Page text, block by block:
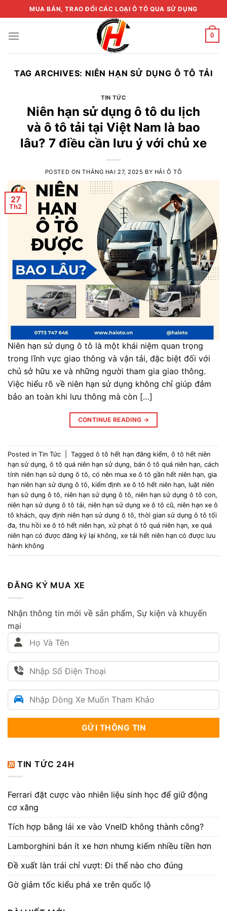
to
content
MUA BÁN, TRAO ĐỔI CÁC LOẠI Ô TÔ QUA SỬ DỤNG
0
TAG ARCHIVES: NIÊN HẠN SỬ DỤNG Ô TÔ TẢI
TIN TỨC
Niên hạn sử dụng ô tô du lịch
và ô tô tải tại Việt Nam là bao
lâu? 7 điều cần lưu ý với chủ xe
POSTED ONTHÁNG HAI 27, 2025 BY HẢI Ô TÔ
27
Th2
Niên hạn sử dụng ô tô là một khái niệm quan trọng
trong lĩnh vực giao thông và vận tải, đặc biệt đối với
chủ sở hữu xe và những người tham gia giao thông.
Việc hiểu rõ về niên hạn sử dụng không chỉ giúp đảm
bảo an toàn khi lưu thông mà còn […]
CONTINUE READING →
Posted in Tin Tức Tagged ô tô hết hạn đăng kiểm, ô tô hết niên
hạn sử dụng, ô tô quá niên hạn sử dụng, bán ô tô quá niên hạn, cách
tính niên hạn sử dụng ô tô, có nên mua xe ô tô gần hết niên hạn, gia
hạn niên hạn sử dụng ô tô, kiểm định xe ô tô hết niên hạn, luật niên
hạn sử dụng ô tô, niên hạn sử dụng ô tô, niên hạn sử dụng ô tô con,
niên hạn sử dụng ô tô tải, niên hạn sử dụng xe ô tô cũ, niên hạn xe ô
tô khách, quy định niên hạn sử dụng ô tô, thời gian sử dụng ô tô tối
đa, thu hồi xe ô tô hết niên hạn, xử phạt ô tô quá niên hạn, xe quá
niên hạn có được đăng ký lại không, xe tải hết niên hạn có được lưu
hành không
ĐĂNG KÝ MUA XE
Nhận thông tin mới về sản phẩm, Sự kiện và khuyến
mại
TIN TỨC 24H
Ferrari đặt cược vào nhiên liệu sinh học để giữ động
cơ xăng
Tích hợp bằng lái xe vào VneID không thành công?
Lamborghini bán ít xe hơn nhưng kiếm nhiều tiền hơn
Đề xuất làn trái chỉ vượt: Đi thế nào cho đúng
Gờ giảm tốc kiểu phá xe trên quốc lộ